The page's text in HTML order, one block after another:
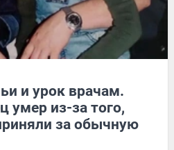
и урок врачам.
умер из-за того,
за обычную